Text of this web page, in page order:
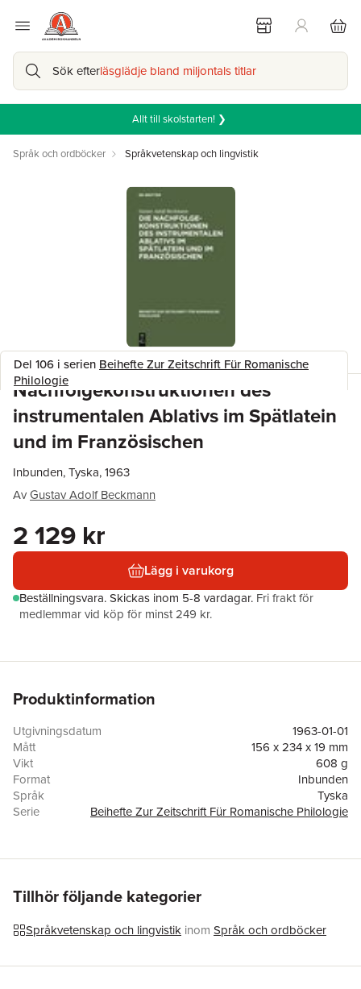
Sök efterläsglädje bland miljontals titlar
Allt till skolstarten! ❯
Språk och ordböcker Språkvetenskap och lingvistik
Del 106 i serien Beihefte Zur Zeitschrift Für Romanische
Philologie
Nachfolgekonstruktionen des
instrumentalen Ablativs im Spätlatein
und im Französischen
Inbunden, Tyska, 1963
AvGustav Adolf Beckmann
2 129 kr
Lägg i varukorg
Beställningsvara.Skickas inom 5-8 vardagar. Fri frakt för
medlemmar vid köp för minst 249 kr.
Produktinformation
Utgivningsdatum
1963-01-01
Mått
156 x 234 x 19 mm
Vikt
608 g
Format
Inbunden
Språk
Tyska
Serie
Beihefte Zur Zeitschrift Für Romanische Philologie
Förlag
De Gruyter
Tillhör följande kategorier
Språkvetenskap och lingvistik inom Språk och ordböcker